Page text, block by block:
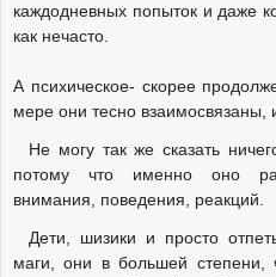
каждодневных попыток и даже
как нечасто.
А психическое- скорее
мере они тесно взаимосвязаны,
Не могу так же сказать
потому что именно оно
внимания, поведения, реакций.
Дети, шизики и просто
маги, они в большей